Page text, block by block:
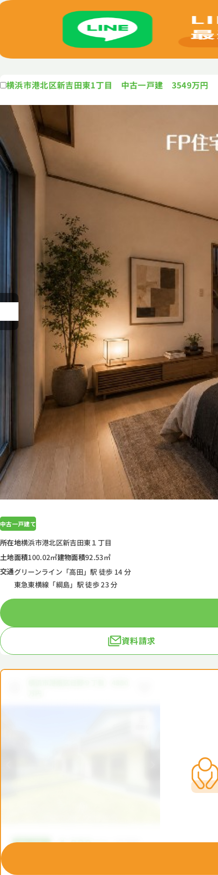
横浜市港北区新吉田東1丁目 中古一戸建 3549万円
中古一戸建て
所在地横浜市港北区新吉田東１丁目
土地面積100.02㎡建物面積92.53㎡
交通グリーンライン「高田」駅 徒歩 14 分
東急東横線「綱島」駅 徒歩 23 分
資料請求